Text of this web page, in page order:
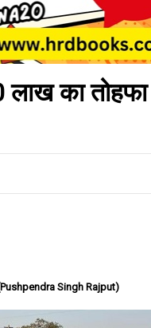
का
Singh Rajput)